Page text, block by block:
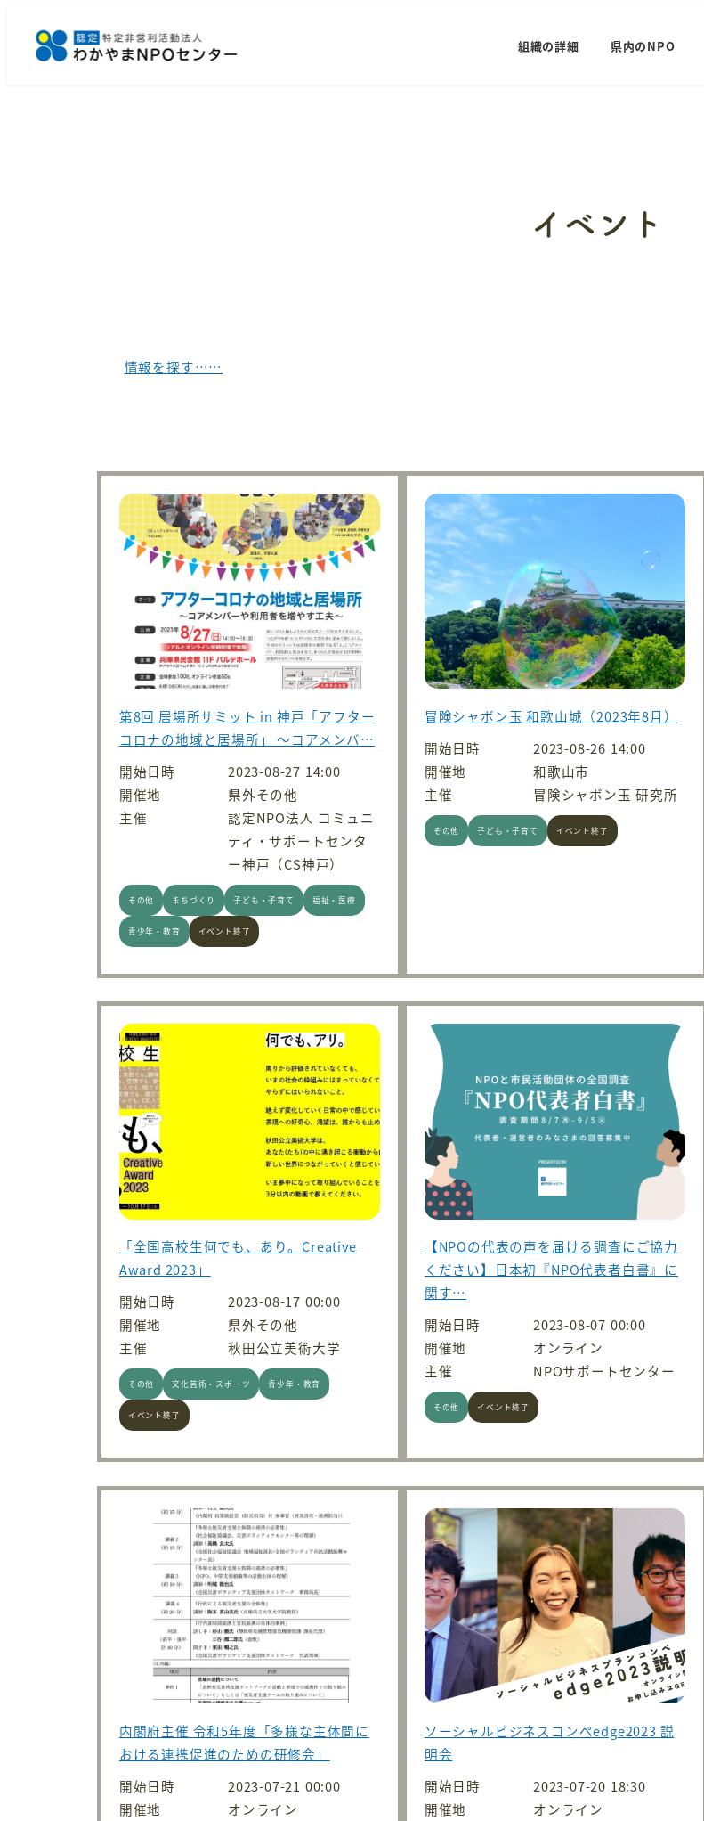
組織の詳細 県内のNPO
イベント
情報を探す……
第8回 居場所サミット in 神戸「アフター
コロナの地域と居場所」 ～コアメンバ…
開始日時
2023-08-27 14:00
開催地
県外その他
主催
認定NPO法人 コミュニ
ティ・サポートセンタ
ー神戸（CS神戸）
その他 まちづくり 子ども・子育て 福祉・医療
青少年・教育 イベント終了
冒険シャボン玉 和歌山城（2023年8月）
開始日時
2023-08-26 14:00
開催地
和歌山市
主催
冒険シャボン玉 研究所
その他 子ども・子育て イベント終了
「全国高校生何でも、あり。Creative
Award 2023」
開始日時
2023-08-17 00:00
開催地
県外その他
主催
秋田公立美術大学
その他 文化芸術・スポーツ 青少年・教育
イベント終了
【NPOの代表の声を届ける調査にご協力
ください】日本初『NPO代表者白書』に
関す…
開始日時
2023-08-07 00:00
開催地
オンライン
主催
NPOサポートセンター
その他 イベント終了
内閣府主催 令和5年度「多様な主体間に
おける連携促進のための研修会」
開始日時
2023-07-21 00:00
開催地
オンライン
ソーシャルビジネスコンペedge2023 説
明会
開始日時
2023-07-20 18:30
開催地
オンライン